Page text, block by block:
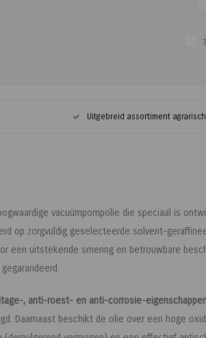
Uitgebreid assortiment
vacuümpompolie die speciaal is
op zorgvuldig geselecteerde solvent-
een uitstekende smering en betrouwbare
, anti-roest- en anti-corrosie-
Daarnaast beschikt de olie over een hoge